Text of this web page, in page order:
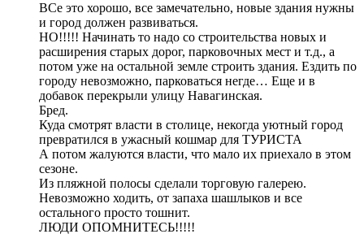
ВСе это хорошо, все замечательно, новые здания нужны
и город должен развиваться.
НО!!!!! Начинать то надо со строительства новых и
расширения старых дорог, парковочных мест и т.д., а
потом уже на остальной земле строить здания. Ездить по
городу невозможно, парковаться негде… Еще и в
добавок перекрыли улицу Навагинская.
Бред.
Куда смотрят власти в столице, некогда уютный город
превратился в ужасный кошмар для ТУРИСТА
А потом жалуются власти, что мало их приехало в этом
сезоне.
Из пляжной полосы сделали торговую галерею.
Невозможно ходить, от запаха шашлыков и все
остального просто тошнит.
ЛЮДИ ОПОМНИТЕСЬ!!!!!